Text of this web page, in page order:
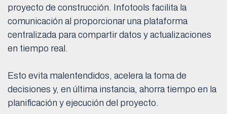
proyecto de construcción. Infotools facilita la
comunicación al proporcionar una plataforma
centralizada para compartir datos y actualizaciones
en tiempo real.
Esto evita malentendidos, acelera la toma de
decisiones y, en última instancia, ahorra tiempo en la
planificación y ejecución del proyecto.